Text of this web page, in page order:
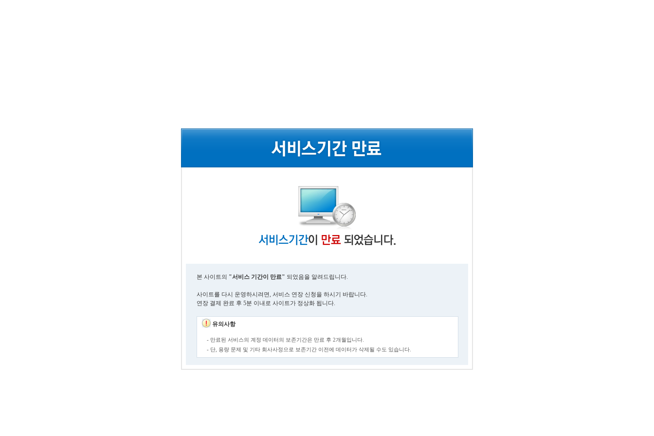
본 사이트의 "서비스 기간이 만료" 되었음을 알려드립니다.
사이트를 다시 운영하시려면, 서비스 연장 신청을 하시기 바랍니다.
연장 결제 완료 후 5분 이내로 사이트가 정상화 됩니다.
유의사항
- 만료된 서비스의 계정 데이터의 보존기간은 만료 후 2개월입니다.
- 단, 용량 문제 및 기타 회사사정으로 보존기간 이전에 데이터가 삭제될 수도 있습니다.